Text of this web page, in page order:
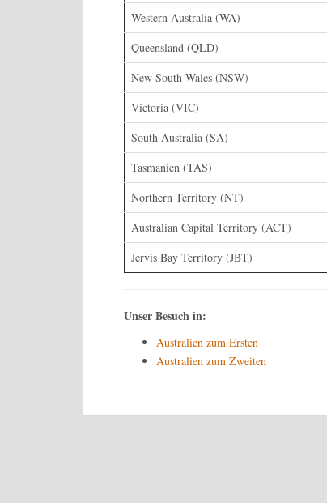
Western Australia (WA)
Queensland (QLD)
New South Wales (NSW)
Victoria (VIC)
South Australia (SA)
Tasmanien (TAS)
Northern Territory (NT)
Australian Capital Territory (ACT)
Jervis Bay Territory (JBT)
Unser Besuch in:
Australien zum Ersten
Australien zum Zweiten